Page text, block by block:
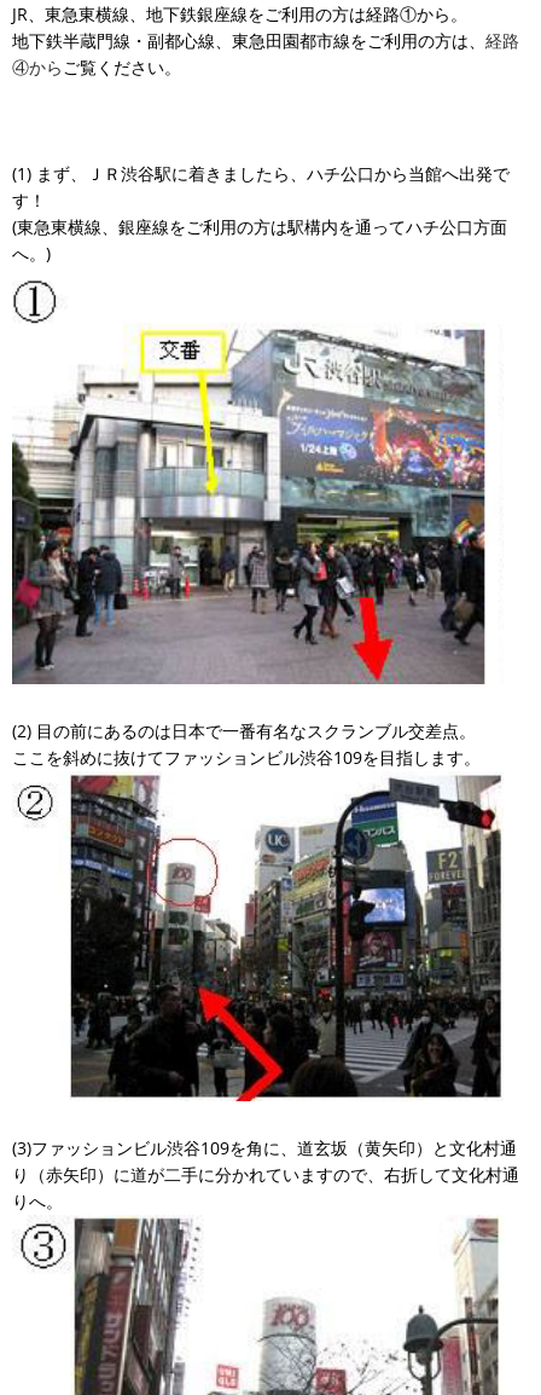
JR、東急東横線、地下鉄銀座線をご利用の方は経路①から。
地下鉄半蔵門線・副都心線、東急田園都市線をご利用の方は、 経路
④から ご覧ください。
(1) まず、ＪＲ渋谷駅に着きましたら、ハチ公口から当館へ出発で
す！
(東急東横線、銀座線をご利用の方は駅構内を通ってハチ公口方面
へ。)
(2) 目の前にあるのは日本で一番有名なスクランブル交差点。
ここを斜めに抜けてファッションビル渋谷109を目指します。
(3)ファッションビル渋谷109を角に、道玄坂（黄矢印）と文化村通
り（赤矢印）に道が二手に分かれていますので、右折して文化村通
りへ。